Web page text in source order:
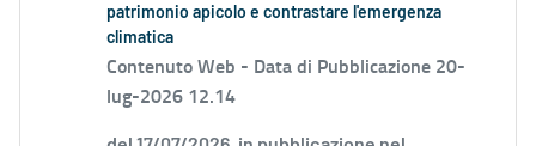
patrimonio apicolo e contrastare l'emergenza
climatica
Contenuto Web - Data di Pubblicazione 20-
lug-2026 12.14